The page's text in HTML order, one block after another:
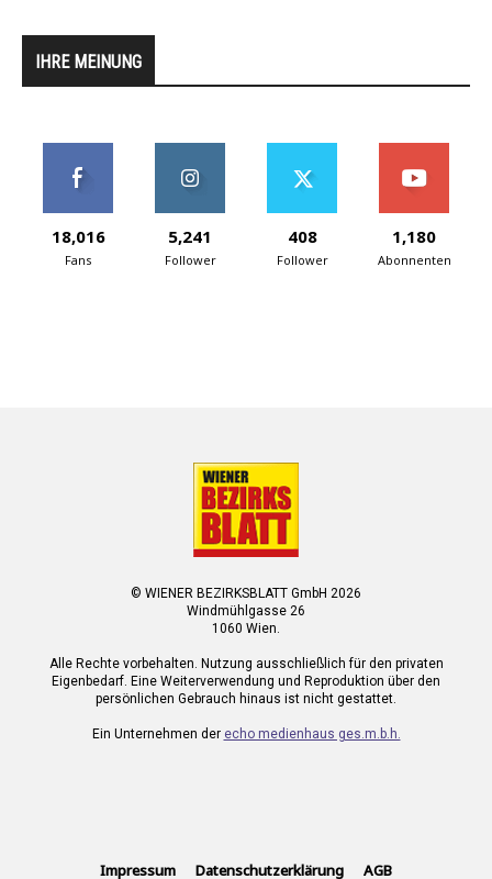
IHRE MEINUNG
18,016
Fans
5,241
Follower
408
Follower
1,180
Abonnenten
© WIENER BEZIRKSBLATT GmbH 2026
Windmühlgasse 26
1060 Wien.
Alle Rechte vorbehalten. Nutzung ausschließlich für den privaten
Eigenbedarf. Eine Weiterverwendung und Reproduktion über den
persönlichen Gebrauch hinaus ist nicht gestattet.
Ein Unternehmen der echo medienhaus ges.m.b.h.
Impressum Datenschutzerklärung AGB